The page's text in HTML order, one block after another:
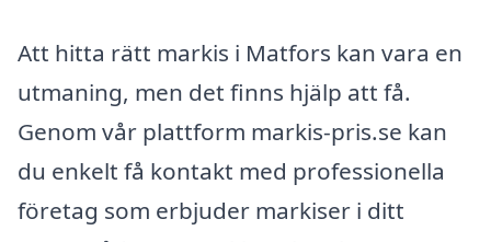
Att hitta rätt markis i Matfors kan vara en
utmaning, men det finns hjälp att få.
Genom vår plattform markis-pris.se kan
du enkelt få kontakt med professionella
företag som erbjuder markiser i ditt